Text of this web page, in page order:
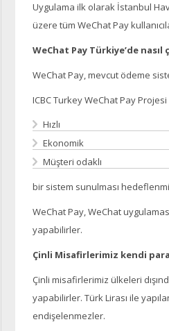
Uygulama ilk olarak İstanbul
üzere tüm WeChat Pay
WeChat Pay Türkiye’de nasıl
WeChat Pay, mevcut ödeme
ICBC Turkey WeChat Pay Projesi
Hızlı
Ekonomik
Müşteri odaklı
bir sistem sunulması
WeChat Pay, WeChat
yapabilirler.
Çinli Misafirlerimiz kendi
Çinli misafirlerimiz ülkeleri
yapabilirler. Türk Lirası ile
endişelenmezler.